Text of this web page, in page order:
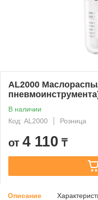
AL2000
В наличии
Код: AL2000
Розница
от 4 110 ₸
Описание